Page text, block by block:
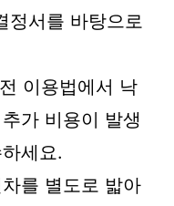
정서를 바탕으로
이용법에서 낙
가 비용이 발생
세요.
를 별도로 밟아